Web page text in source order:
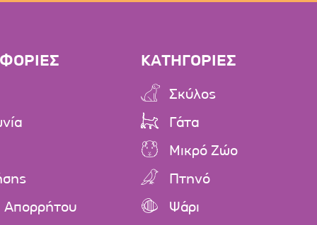
Απορρήτου
ΚΑΤΗΓΟΡΙΕΣ
Σκύλος
Γάτα
Μικρό Ζώο
Πτηνό
Ψάρι